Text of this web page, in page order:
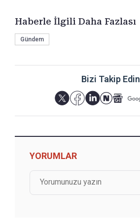
Haberle İlgili Daha Fazlası
Gündem
Bizi Takip Edin
YORUMLAR